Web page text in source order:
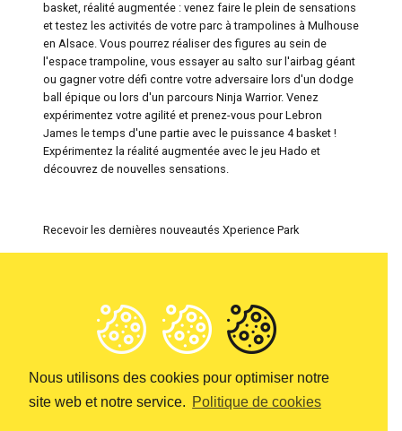
Nous utilisons des cookies pour optimiser notre
site web et notre service. Politique de cookies
basket, réalité augmentée : venez faire le plein de sensations
et testez les activités de votre parc à trampolines à Mulhouse
en Alsace. Vous pourrez réaliser des figures au sein de
l'espace trampoline, vous essayer au salto sur l'airbag géant
ou gagner votre défi contre votre adversaire lors d'un dodge
ball épique ou lors d'un parcours Ninja Warrior. Venez
expérimentez votre agilité et prenez-vous pour Lebron
James le temps d'une partie avec le puissance 4 basket !
Expérimentez la réalité augmentée avec le jeu Hado et
découvrez de nouvelles sensations.
Recevoir les dernières nouveautés Xperience Park
Sponsoring